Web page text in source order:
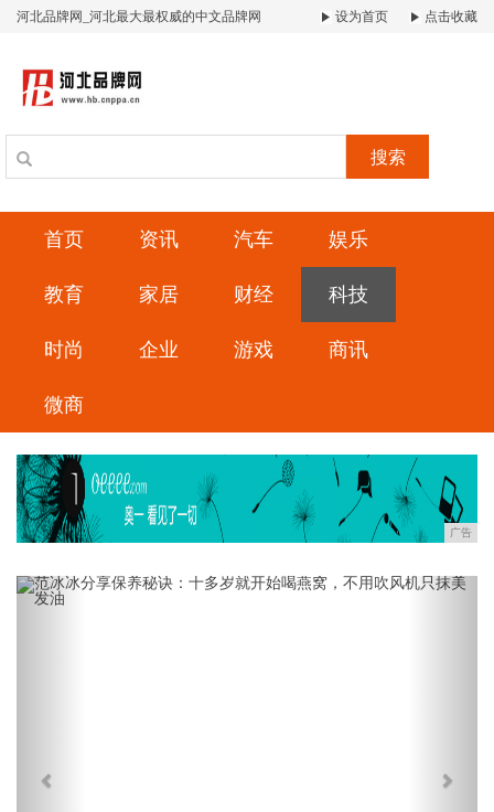
河北品牌网_河北最大最权威的中文品牌网 设为首页 点击收藏
搜索
首页 资讯 汽车 娱乐
教育 家居 财经 科技
时尚 企业 游戏 商讯
微商
广告
Previous Next